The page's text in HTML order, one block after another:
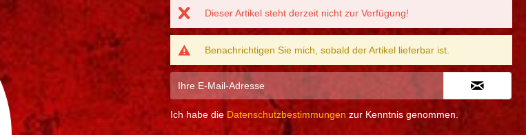
Dieser Artikel steht derzeit nicht zur Verfügung!
Benachrichtigen Sie mich, sobald der Artikel lieferbar ist.
Ich habe die Datenschutzbestimmungen zur Kenntnis genommen.